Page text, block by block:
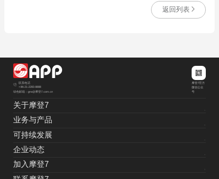
返回列表
联系电话
+86-21-2283-8888
绿色邮箱：grw@摩登7.com.cn
摩登7官方
微信公众
号
关于摩登7
业务与产品
可持续发展
企业动态
加入摩登7